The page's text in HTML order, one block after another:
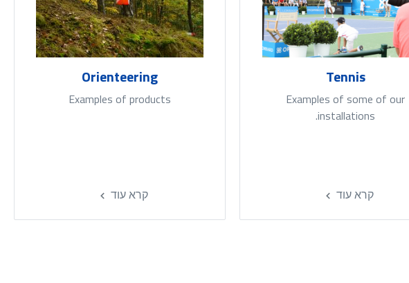
Orienteering
Examples of products
קרא עוד
Tennis
Examples of some of our
installations.
קרא עוד